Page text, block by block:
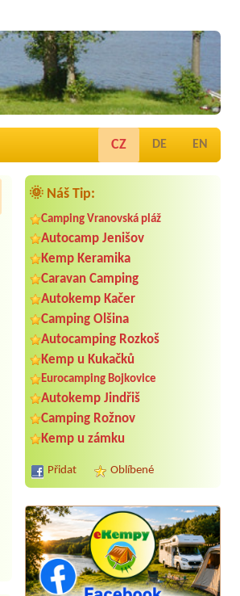
CZ DE EN
🌞 Náš Tip:
Camping Vranovská pláž
Autocamp Jenišov
Kemp Keramika
Caravan Camping
Autokemp Kačer
Camping Olšina
Autocamping Rozkoš
Kemp u Kukačků
Eurocamping Bojkovice
Autokemp Jindřiš
Camping Rožnov
Kemp u zámku
Přidat Oblíbené
Termín od 2026-08-11 |
Autokemp
Bílina Kyselka
Chatka 3